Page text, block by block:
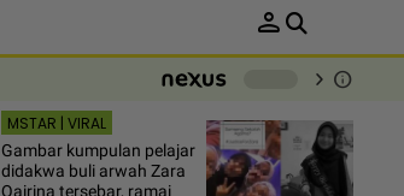
person
chevron_right info
MSTAR | VIRAL
Gambar kumpulan pelajar
didakwa buli arwah Zara
Qairina tersebar, ramai